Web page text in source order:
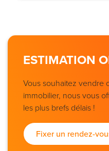
ESTIMATION
Vous souhaitez vendre
immobilier, nous vous
les plus brefs délais !
Fixer un rendez-